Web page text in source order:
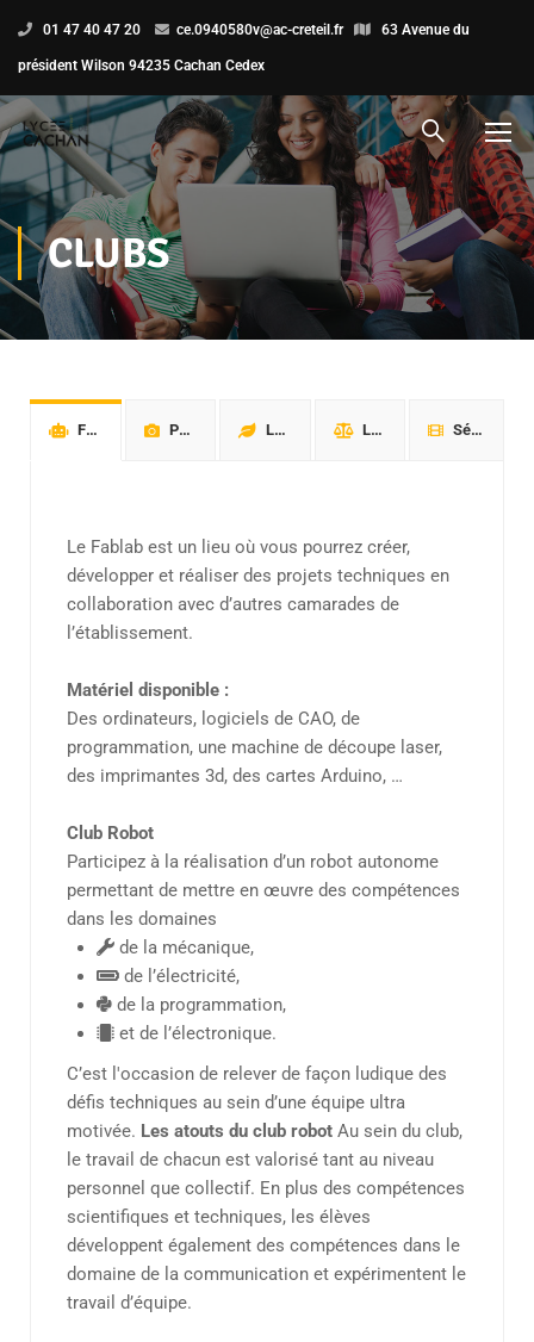
01 47 40 47 20 ce.0940580v@ac-creteil.fr 63 Avenue du
président Wilson 94235 Cachan Cedex
CLUBS
Fablab Photo League of green Les apprentis juristes Séance cinéma
Le Fablab est un lieu où vous pourrez créer,
développer et réaliser des projets techniques en
collaboration avec d’autres camarades de
l’établissement.
Matériel disponible :
Des ordinateurs, logiciels de CAO, de
programmation, une machine de découpe laser,
des imprimantes 3d, des cartes Arduino, …
Club Robot
Participez à la réalisation d’un robot autonome
permettant de mettre en œuvre des compétences
dans les domaines
de la mécanique,
de l’électricité,
de la programmation,
et de l’électronique.
C’est l'occasion de relever de façon ludique des
défis techniques au sein d’une équipe ultra
motivée. Les atouts du club robot Au sein du club,
le travail de chacun est valorisé tant au niveau
personnel que collectif. En plus des compétences
scientifiques et techniques, les élèves
développent également des compétences dans le
domaine de la communication et expérimentent le
travail d’équipe.